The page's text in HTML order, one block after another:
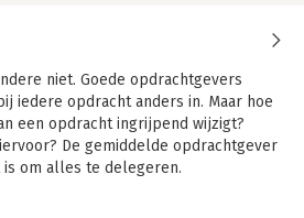
niet. Goede opdrachtgevers
iedere opdracht anders in. Maar hoe
een opdracht ingrijpend wijzigt?
De gemiddelde opdrachtgever
om alles te delegeren.